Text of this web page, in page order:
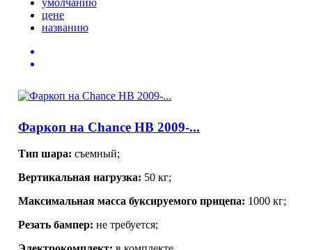
умолчанию
цене
названию
Фаркоп на Chance HB 2009-...
Тип шара: съемный;
Вертикальная нагрузка: 50 кг;
Максимальная масса буксируемого прицепа: 1000 кг;
Резать бампер: не требуется;